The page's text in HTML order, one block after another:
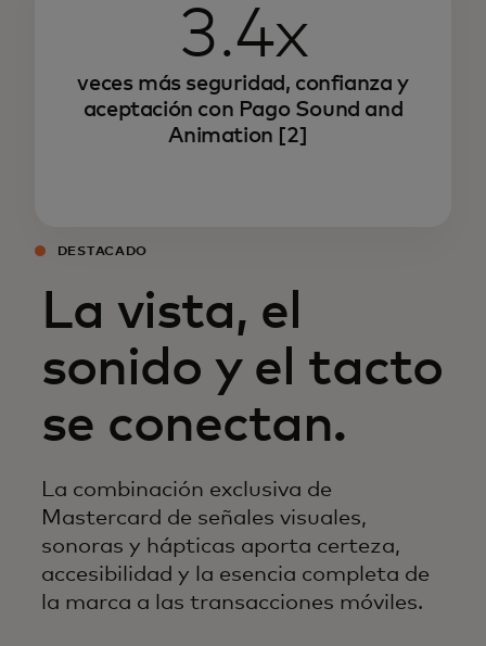
3.4x
veces más seguridad, confianza y
aceptación con Pago Sound and
Animation [2]
DESTACADO
La vista, el
sonido y el tacto
se conectan.
La combinación exclusiva de
Mastercard de señales visuales,
sonoras y hápticas aporta certeza,
accesibilidad y la esencia completa de
la marca a las transacciones móviles.